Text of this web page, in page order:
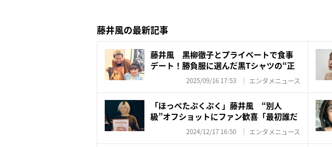
藤井風の最新記事
藤井風 黒柳徹子とプライベートで食事
デート！勝負服に選んだ黒Tシャツの“正
2025/09/16 17:53 エンタメニュース
「ほっぺたぷくぷく」藤井風 “別人
級”オフショットにファン歓喜「最初誰だ
2024/12/17 16:50 エンタメニュース